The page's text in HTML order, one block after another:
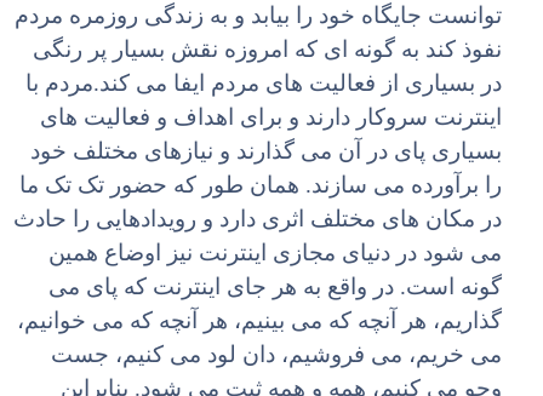
توانست جایگاه خود را بیابد و به زندگى روزمره مردم
نفوذ کند به گونه اى که امروزه نقش بسیار پر رنگى
در بسیارى از فعالیت هاى مردم ایفا مى کند.مردم با
اینترنت سروکار دارند و براى اهداف و فعالیت هاى
بسیارى پاى در آن مى گذارند و نیازهاى مختلف خود
را برآورده مى سازند. همان طور که حضور تک تک ما
در مکان هاى مختلف اثرى دارد و رویدادهایى را حادث
مى شود در دنیاى مجازى اینترنت نیز اوضاع همین
گونه است. در واقع به هر جاى اینترنت که پاى مى
گذاریم، هر آنچه که مى بینیم، هر آنچه که مى خوانیم،
مى خریم، مى فروشیم، دان لود مى کنیم، جست
وجو مى کنیم، همه و همه ثبت مى شود. بنابراین